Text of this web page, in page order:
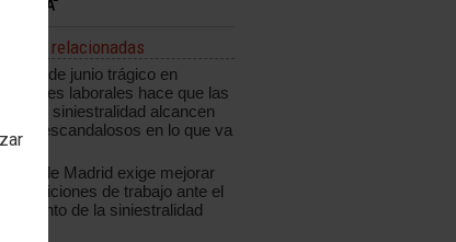
relacionadas
mes de junio trágico en
laborales hace que las
de siniestralidad alcancen
escandalosos en lo que va
año
de Madrid exige mejorar
condiciones de trabajo ante el
de la siniestralidad